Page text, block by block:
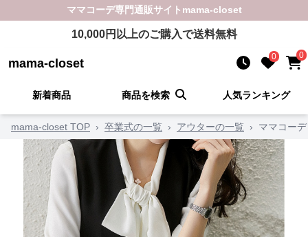
ママコーデ専門通販サイト mama-closet
10,000円以上のご購入で送料無料
mama-closet 0 0
新着商品 商品を検索 人気ランキング
mama-closet TOP › 卒業式の一覧 › アウターの一覧 › ママコー